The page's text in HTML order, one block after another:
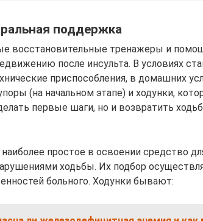
поддержка
восстановительные тренажеры и
после инсульта. В условиях
приспособления, в домашних
(на начальном этапе) и ходунки,
первые шаги, но и возвратить
простое в освоении средство
ходьбы. Их подбор
больного. Ходунки бывают: